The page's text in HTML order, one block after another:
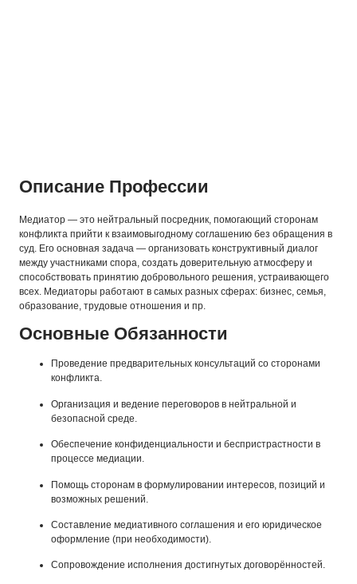
Описание Профессии
Медиатор — это нейтральный посредник, помогающий сторонам
конфликта прийти к взаимовыгодному соглашению без обращения в
суд. Его основная задача — организовать конструктивный диалог
между участниками спора, создать доверительную атмосферу и
способствовать принятию добровольного решения, устраивающего
всех. Медиаторы работают в самых разных сферах: бизнес, семья,
образование, трудовые отношения и пр.
Основные Обязанности
Проведение предварительных консультаций со сторонами
конфликта.
Организация и ведение переговоров в нейтральной и
безопасной среде.
Обеспечение конфиденциальности и беспристрастности в
процессе медиации.
Помощь сторонам в формулировании интересов, позиций и
возможных решений.
Составление медиативного соглашения и его юридическое
оформление (при необходимости).
Сопровождение исполнения достигнутых договорённостей.